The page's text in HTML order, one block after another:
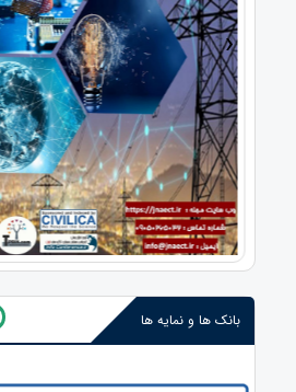
‹
بانک ها و نمایه ها